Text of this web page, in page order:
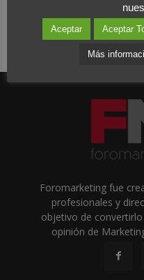
Foromarketing fue
profesionales y
objetivo de
opinión de
Aceptar Aceptar
Más